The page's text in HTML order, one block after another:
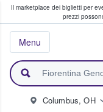
Il marketplace dei biglietti per
prezzi
Menu
fan comprano
Columbus, OH